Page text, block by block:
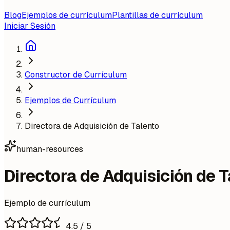
BlogEjemplos de currículumPlantillas de currículum
Iniciar Sesión
Constructor de Currículum
Ejemplos de Currículum
Directora de Adquisición de Talento
human-resources
Directora de Adquisición de
Ejemplo de currículum
4.5 / 5